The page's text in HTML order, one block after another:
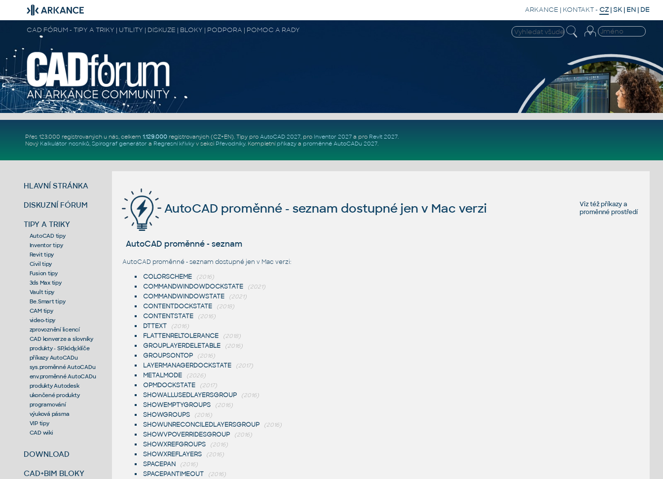
ARKANCE | KONTAKT- CZ |SK | EN | DE
CAD FÓRUM - TIPY A TRIKY | UTILITY | DISKUZE | BLOKY | PODPORA | POMOC A RADY
Přes 123.000 registrovaných u nás, celkem 1.129.000registrovaných (CZ+EN). Tipy pro AutoCAD 2027, pro Inventor 2027a pro Revit 2027.
Nový Kalkulátor nosníků, Spirograf generátor a Regresní křivkyv sekci Převodníky. Kompletní příkazya proměnné AutoCADu 2027.
HLAVNÍ STRÁNKA
DISKUZNÍ FÓRUM
TIPY A TRIKY
AutoCAD tipy
Inventor tipy
Revit tipy
Civil tipy
Fusion tipy
3ds Max tipy
Vault tipy
Be.Smart tipy
CAM tipy
video-tipy
zprovoznění licencí
CAD konverze a slovníky
produkty - SP,kódy,klíče
příkazy AutoCADu
sys.proměnné AutoCADu
env.proměnné AutoCADu
produkty Autodesk
ukončené produkty
programování
výuková pásma
VIP tipy
CAD wiki
DOWNLOAD
CAD+BIM BLOKY
Viz téžpříkazya
proměnné prostředí
AutoCAD proměnné - seznam dostupné jen v Mac verzi
AutoCAD proměnné - seznam
AutoCAD proměnné - seznam dostupné jen v Mac verzi:
COLORSCHEME
(2016)
COMMANDWINDOWDOCKSTATE (2021)
COMMANDWINDOWSTATE (2021)
CONTENTDOCKSTATE (2018)
CONTENTSTATE (2016)
DTTEXT (2016)
FLATTENRELTOLERANCE (2018)
GROUPLAYERDELETABLE (2016)
GROUPSONTOP (2016)
LAYERMANAGERDOCKSTATE (2017)
METALMODE (2026)
OPMDOCKSTATE (2017)
SHOWALLUSEDLAYERSGROUP (2016)
SHOWEMPTYGROUPS (2016)
SHOWGROUPS (2016)
SHOWUNRECONCILEDLAYERSGROUP (2016)
SHOWVPOVERRIDESGROUP (2016)
SHOWXREFGROUPS (2016)
SHOWXREFLAYERS (2016)
SPACEPAN (2016)
SPACEPANTIMEOUT (2016)